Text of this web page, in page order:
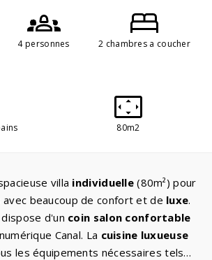
4 personnes 2 chambres a coucher
80m2
villa individuelle (80m²) pour
beaucoup de confort et de luxe.
d'un coin salon confortable
Canal. La cuisine luxueuse
les équipements nécessaires tels